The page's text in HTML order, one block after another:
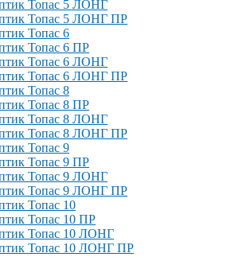
Топас 5 ЛОНГ
Топас 5 ЛОНГ ПР
Топас 6
Топас 6 ПР
Топас 6 ЛОНГ
Топас 6 ЛОНГ ПР
Топас 8
Топас 8 ПР
Топас 8 ЛОНГ
Топас 8 ЛОНГ ПР
Топас 9
Топас 9 ПР
Топас 9 ЛОНГ
Топас 9 ЛОНГ ПР
Топас 10
Топас 10 ПР
Топас 10 ЛОНГ
Топас 10 ЛОНГ ПР